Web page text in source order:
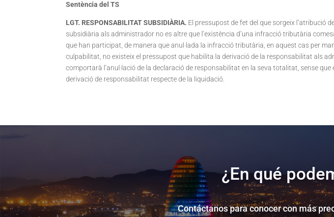
Sentència del TS
LGT. RESPONSABILITAT SUBSIDIÀRIA. El pressupost de fet del que sorgeix l’atribució
subsidiària als administrador no es altre que l’existència d’una infracció tributària
que han participat, de manera que anul·lada la infracció tributària, en aquest cas per
culpabilitat, no existeix el pressupost que habilita la derivació de la responsabilitat als
comportarà l’anul·lació de la declaració de responsabilitat en la seva totalitat, sense que
derivació de responsabilitat respecte de la liquidació.
¿En qué
Contáctanos para conocer con más